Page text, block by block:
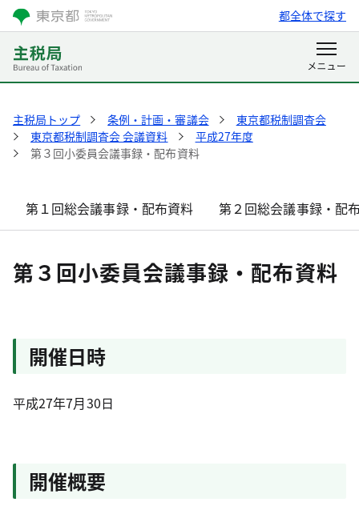
都全体で探す
主税局トップ 条例・計画・審議会
東京都税制調査会
東京都税制調査会 会議資料
平成27年度
第３回小委員会議事録・配布資料
第１回総会議事録・配布資料 第２回総会議事録・配
第３回小委員会議事録・配布資料
開催日時
平成27年7月30日
開催概要